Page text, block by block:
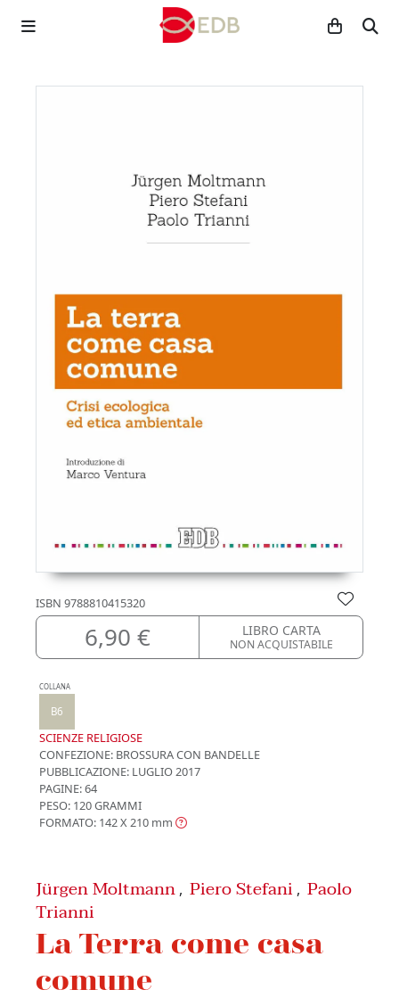
ISBN 9788810415320
6,90 € LIBRO CARTA
NON ACQUISTABILE
COLLANA
B6
SCIENZE RELIGIOSE
CONFEZIONE: BROSSURA CON BANDELLE
PUBBLICAZIONE: LUGLIO 2017
PAGINE: 64
PESO: 120 GRAMMI
FORMATO: 142 X 210 mm
Jürgen Moltmann , Piero Stefani , Paolo
Trianni
La Terra come casa
comune